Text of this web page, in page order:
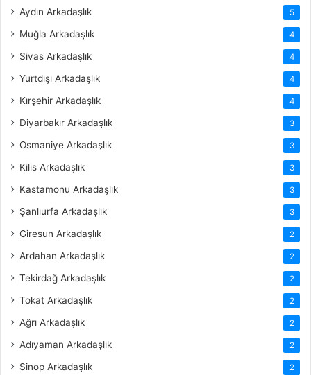
Aydın Arkadaşlık 5
Muğla Arkadaşlık 4
Sivas Arkadaşlık 4
Yurtdışı Arkadaşlık 4
Kırşehir Arkadaşlık 4
Diyarbakır Arkadaşlık 3
Osmaniye Arkadaşlık 3
Kilis Arkadaşlık 3
Kastamonu Arkadaşlık 3
Şanlıurfa Arkadaşlık 3
Giresun Arkadaşlık 2
Ardahan Arkadaşlık 2
Tekirdağ Arkadaşlık 2
Tokat Arkadaşlık 2
Ağrı Arkadaşlık 2
Adıyaman Arkadaşlık 2
Sinop Arkadaşlık 2